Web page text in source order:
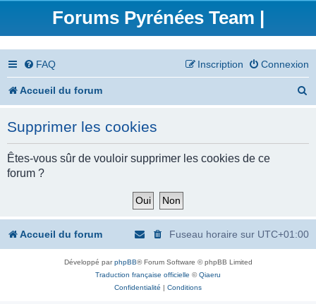
Forums Pyrénées Team |
FAQ Connexion
Inscription
Accueil du forum
c
Supprimer les cookies
Êtes-vous sûr de vouloir supprimer les cookies de ce
forum ?
Accueil du forum Fuseau horaire sur UTC+01:00
Développé parphpBB® Forum Software © phpBB Limited
Traduction française officielle ©Qiaeru
Confidentialité | Conditions